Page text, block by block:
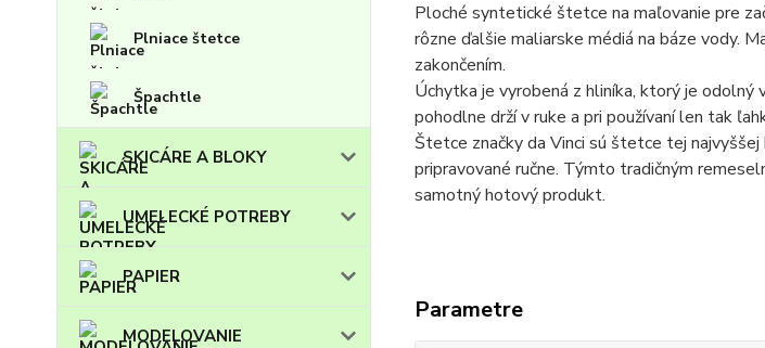
Plniace štetce
Špachtle
SKICÁRE A BLOKY
UMELECKÉ POTREBY
PAPIER
MODELOVANIE
Ploché syntetické štetce na maľovanie pre
rôzne ďalšie maliarske médiá na báze vody.
zakončením.
Úchytka je vyrobená z hliníka, ktorý je odolný
pohodlne drží v ruke a pri používaní len tak
Štetce značky da Vinci sú štetce tej
pripravované ručne. Týmto tradičným
samotný hotový produkt.
Parametre